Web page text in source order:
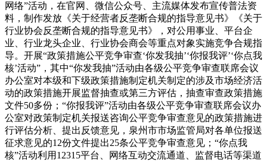
网络”活动，在官网、微信公众号、主流媒体发布宣传普法资
料，制作发放《关于经营者反垄断合规的指导意见书》《关于
行业协会反垄断合规的指导意见书》，对公用事业、平台企
业、行业龙头企业、行业协会商会等重点对象实施竞争合规指
导。开展“政策措施公平竞争审查‘你发我抽’‘你报我评’‘你点我
核’活动”，其中“你发我抽”活动由各级公平竞争审查联席会议
办公室对本级和下级政策措施制定机关制定的涉及市场经济活
动的政策措施开展监督抽查或第三方评估，抽查审查政策措施
文件50多份；“你报我评”活动由各级公平竞争审查联席会议办
公室对政策制定机关报送咨询公平竞争审查意见的政策措施进
行评估分析、提出反馈意见，泉州市市场监管局对各单位报送
征求意见的12份文件提出25条公平竞争审查意见；“你点我
核”活动利用12315平台、网络互动交流通道、监督电话等渠道